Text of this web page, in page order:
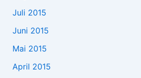
Juli 2015
Juni 2015
Mai 2015
April 2015